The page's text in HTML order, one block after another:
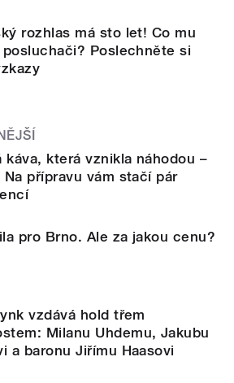
rozhlas má sto let! Co mu
posluchači? Poslechněte si
káva, která vznikla náhodou –
Na přípravu vám stačí pár
pro Brno. Ale za jakou cenu?
vzdává hold třem
Milanu Uhdemu, Jakubu
a baronu Jiřímu Haasovi